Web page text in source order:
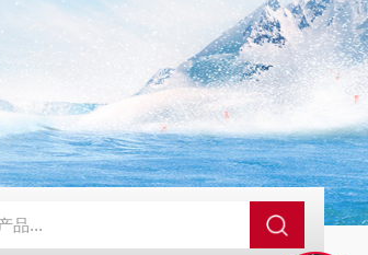
KMEDI-II珂美超纯超纯水机40L/H KMSHZ生